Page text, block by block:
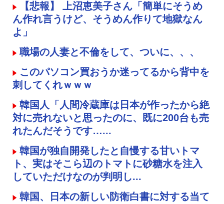
【悲報】 上沼恵美子さん「簡単にそうめ
ん作れ言うけど、そうめん作りて地獄なん
よ」
職場の人妻と不倫をして、ついに、、、
このパソコン買おうか迷ってるから背中を
刺してくれｗｗｗ
韓国人「人間冷蔵庫は日本が作ったから絶
対に売れないと思ったのに、既に200台も売
れたんだそうです…...
韓国が独自開発したと自慢する甘いトマ
ト、実はそこら辺のトマトに砂糖水を注入
していただけなのが判明し...
韓国、日本の新しい防衛白書に対する当て